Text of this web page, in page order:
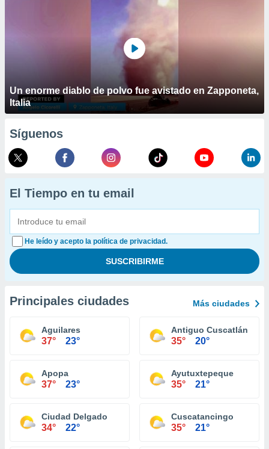
Un enorme diablo de polvo fue avistado en Zapponeta,
Italia
Síguenos
El Tiempo en tu email
He leído y acepto la política de privacidad.
Principales ciudades Más ciudades
Aguilares
37° 23°
Antiguo Cuscatlán
35° 20°
Apopa
37° 23°
Ayutuxtepeque
35° 21°
Ciudad Delgado
34° 22°
Cuscatancingo
35° 21°